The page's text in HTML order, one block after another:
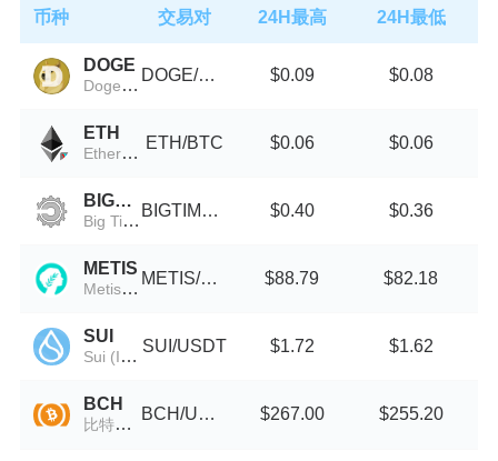
币种 交易对 24H最高 24H最低
DOGE
Doge on Pulsechain
DOGE/USDT $0.09 $0.08
ETH
Ethereum (Wormhole)
ETH/BTC $0.06 $0.06
BIGTIME
Big Time
BIGTIME/USDT $0.40 $0.36
METIS
MetisDAO
METIS/USDT $88.79 $82.18
SUI
Sui (IOU)
SUI/USDT $1.72 $1.62
BCH
比特现金
BCH/USDT $267.00 $255.20